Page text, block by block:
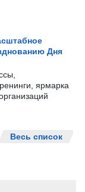
Дня
ярмарка
Весь список